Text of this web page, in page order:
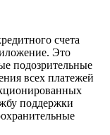
счета
Это
подозрительные
всех платежей
поддержки